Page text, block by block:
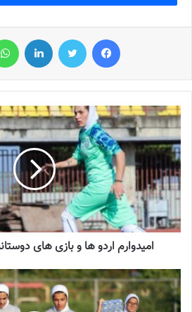
نوشته های مشابه
شماره 772 روزنامه فوتبالز منتشر شد
2022-12-16
شماره 1054 روزنامه فوتبالز منتشر شد
2023-12-25
شماره 900 روزنامه فوتبالز منتشر شد
2023-06-14
شماره 918 روزنامه فوتبالز منتشر شد
2023-07-07
امیدوارم اردو ها و بازی های